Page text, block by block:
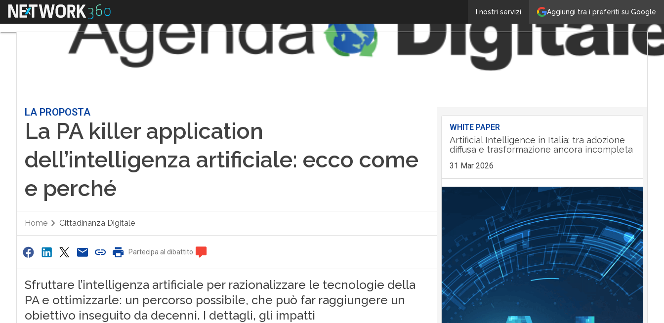
Aggiungi tra i preferiti su Google
I nostri servizi
Menu
LA PROPOSTA
La PA killer application
dell’intelligenza artificiale: ecco come
e perché
Home Cittadinanza Digitale
Partecipa al dibattito
Sfruttare l’intelligenza artificiale per razionalizzare le tecnologie della
PA e ottimizzarle: un percorso possibile, che può far raggiungere un
obiettivo inseguito da decenni. I dettagli, gli impatti
WHITE PAPER
Artificial Intelligence in Italia: tra adozione
diffusa e trasformazione ancora incompleta
31 Mar 2026